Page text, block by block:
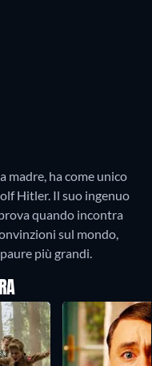
madre, ha come unico
Hitler. Il suo ingenuo
quando incontra
sul mondo,
più grandi.